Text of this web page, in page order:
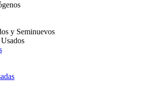
y Seminuevos